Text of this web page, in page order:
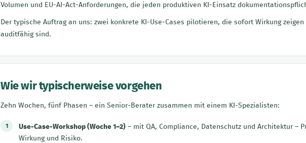
Volumen und EU-AI-Act-Anforderungen, die jeden produktiven KI-Einsatz
Der typische Auftrag an uns: zwei konkrete KI-Use-Cases pilotieren, die sofort Wirkung
auditfähig sind.
Wie wir typischerweise vorgehen
Zehn Wochen, fünf Phasen – ein Senior-Berater zusammen mit einem KI-Spezialisten:
Use-Case-Workshop (Woche 1–2) – mit QA, Compliance, Datenschutz und Architektur –
Wirkung und Risiko.